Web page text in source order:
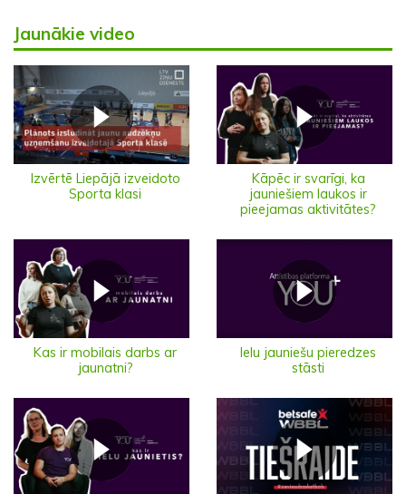
Jaunākie video
Izvērtē Liepājā izveidoto
Sporta klasi
Kāpēc ir svarīgi, ka
jauniešiem laukos ir
pieejamas aktivitātes?
Kas ir mobilais darbs ar
jaunatni?
Ielu jauniešu pieredzes
stāsti